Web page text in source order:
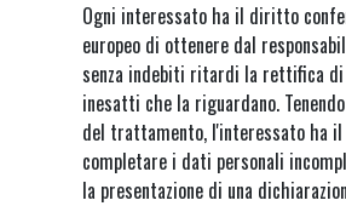
Ogni interessato ha il diritto
europeo di ottenere dal
senza indebiti ritardi la rettifica
inesatti che la riguardano.
del trattamento, l'interessato ha
completare i dati personali
la presentazione di una